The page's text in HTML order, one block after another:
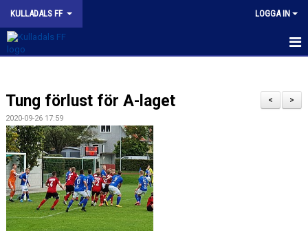
KULLADALS FF LOGGA IN
OM KLUBBEN
NYHETER
KONTAKT
INFORMATION MED POLICY
DOKUMENT
>
<
Tung förlust för A-laget
2020-09-26 17:59